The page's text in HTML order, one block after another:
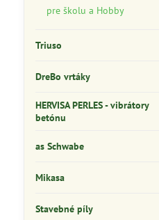
pre školu a Hobby
Triuso
DreBo vrtáky
HERVISA PERLES - vibrátory
betónu
as Schwabe
Mikasa
Stavebné píly